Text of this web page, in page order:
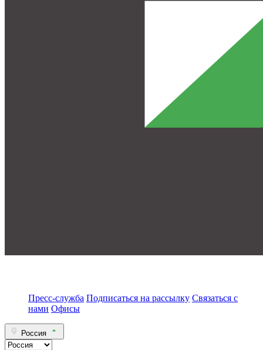
Пресс-служба Подписаться на рассылку Связаться с
нами Офисы
Россия